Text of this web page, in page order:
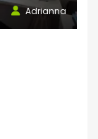
Adrianna